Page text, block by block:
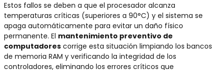
Estos fallos se deben a que el procesador alcanza
temperaturas críticas (superiores a 90°C) y el sistema se
apaga automáticamente para evitar un daño físico
permanente. El mantenimiento preventivo de
computadores corrige esta situación limpiando los bancos
de memoria RAM y verificando la integridad de los
controladores, eliminando los errores críticos que